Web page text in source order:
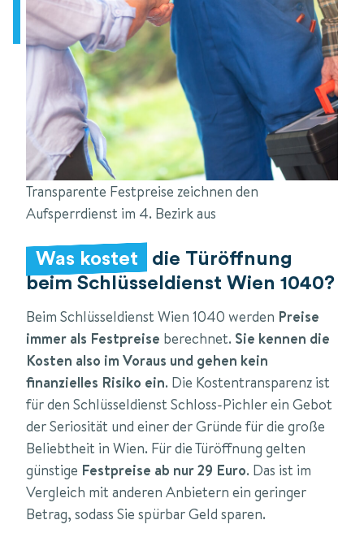
Transparente Festpreise zeichnen den
Aufsperrdienst im 4. Bezirk aus
Was kostet
die Türöffnung
beim Schlüsseldienst Wien 1040?
Beim Schlüsseldienst Wien 1040 werden Preise
immer als Festpreise berechnet. Sie kennen die
Kosten also im Voraus und gehen kein
finanzielles Risiko ein. Die Kostentransparenz ist
für den Schlüsseldienst Schloss-Pichler ein Gebot
der Seriosität und einer der Gründe für die große
Beliebtheit in Wien. Für die Türöffnung gelten
günstige Festpreise ab nur 29 Euro. Das ist im
Vergleich mit anderen Anbietern ein geringer
Betrag, sodass Sie spürbar Geld sparen.